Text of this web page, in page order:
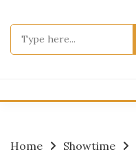
to
content
Home Showtime